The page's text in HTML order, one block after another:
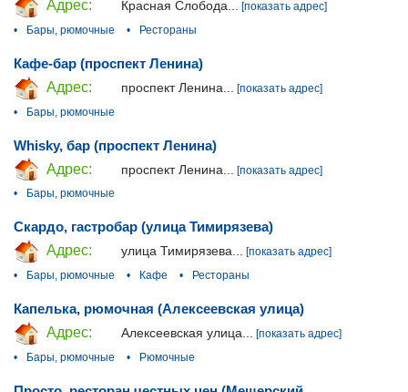
Адрес:
Красная Слобода...
[показать адрес]
•
Бары, рюмочные • Рестораны
Кафе-бар (проспект Ленина)
Адрес:
проспект Ленина...
[показать адрес]
•
Бары, рюмочные
Whisky, бар (проспект Ленина)
Адрес:
проспект Ленина...
[показать адрес]
•
Бары, рюмочные
Скардо, гастробар (улица Тимирязева)
Адрес:
улица Тимирязева... [показать адрес]
•
Бары, рюмочные • Кафе • Рестораны
Капелька, рюмочная (Алексеевская улица)
Адрес:
Алексеевская улица...
[показать адрес]
•
Бары, рюмочные • Рюмочные